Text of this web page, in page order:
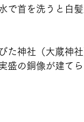
で首を洗うと白
た神社（大蔵神
盛の銅像が建て